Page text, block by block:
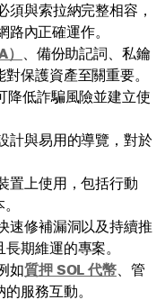
須與索拉納完整相容，
內正確運作。
、備份助記詞、私鑰
保護資產至關重要。
降低詐騙風險並建立使
計與易用的導覽，對於
置上使用，包括行動
速修補漏洞以及持續推
期維運的專案。
如質押 SOL 代幣、管
服務互動。